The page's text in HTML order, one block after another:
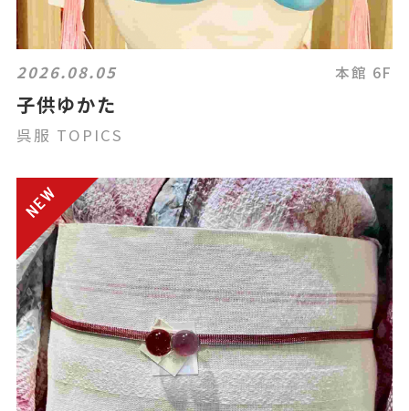
2026.08.05 本館 6F
子供ゆかた
呉服 TOPICS